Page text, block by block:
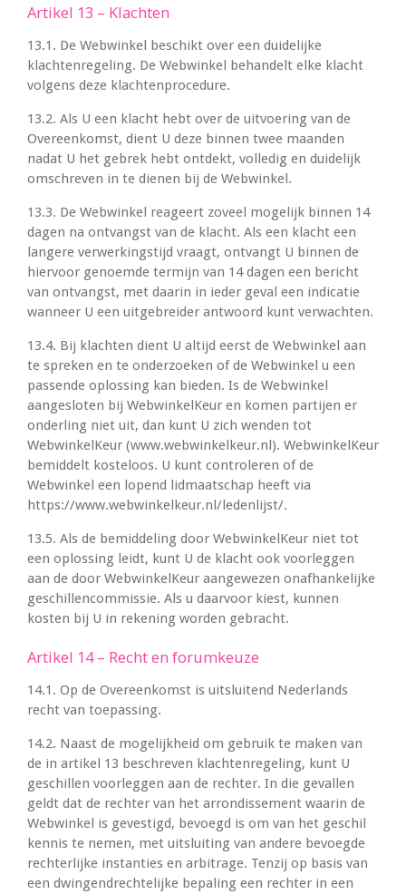
Artikel 13 – Klachten
13.1. De Webwinkel beschikt over een duidelijke
klachtenregeling. De Webwinkel behandelt elke klacht
volgens deze klachtenprocedure.
13.2. Als U een klacht hebt over de uitvoering van de
Overeenkomst, dient U deze binnen twee maanden
nadat U het gebrek hebt ontdekt, volledig en duidelijk
omschreven in te dienen bij de Webwinkel.
13.3. De Webwinkel reageert zoveel mogelijk binnen 14
dagen na ontvangst van de klacht. Als een klacht een
langere verwerkingstijd vraagt, ontvangt U binnen de
hiervoor genoemde termijn van 14 dagen een bericht
van ontvangst, met daarin in ieder geval een indicatie
wanneer U een uitgebreider antwoord kunt verwachten.
13.4. Bij klachten dient U altijd eerst de Webwinkel aan
te spreken en te onderzoeken of de Webwinkel u een
passende oplossing kan bieden. Is de Webwinkel
aangesloten bij WebwinkelKeur en komen partijen er
onderling niet uit, dan kunt U zich wenden tot
WebwinkelKeur (www.webwinkelkeur.nl). WebwinkelKeur
bemiddelt kosteloos. U kunt controleren of de
Webwinkel een lopend lidmaatschap heeft via
https://www.webwinkelkeur.nl/ledenlijst/.
13.5. Als de bemiddeling door WebwinkelKeur niet tot
een oplossing leidt, kunt U de klacht ook voorleggen
aan de door WebwinkelKeur aangewezen onafhankelijke
geschillencommissie. Als u daarvoor kiest, kunnen
kosten bij U in rekening worden gebracht.
Artikel 14 – Recht en forumkeuze
14.1. Op de Overeenkomst is uitsluitend Nederlands
recht van toepassing.
14.2. Naast de mogelijkheid om gebruik te maken van
de in artikel 13 beschreven klachtenregeling, kunt U
geschillen voorleggen aan de rechter. In die gevallen
geldt dat de rechter van het arrondissement waarin de
Webwinkel is gevestigd, bevoegd is om van het geschil
kennis te nemen, met uitsluiting van andere bevoegde
rechterlijke instanties en arbitrage. Tenzij op basis van
een dwingendrechtelijke bepaling een rechter in een